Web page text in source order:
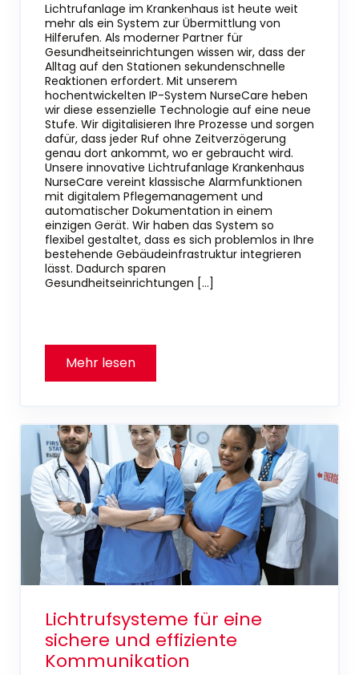
Lichtrufanlage im Krankenhaus ist heute weit
mehr als ein System zur Übermittlung von
Hilferufen. Als moderner Partner für
Gesundheitseinrichtungen wissen wir, dass der
Alltag auf den Stationen sekundenschnelle
Reaktionen erfordert. Mit unserem
hochentwickelten IP-System NurseCare heben
wir diese essenzielle Technologie auf eine neue
Stufe. Wir digitalisieren Ihre Prozesse und sorgen
dafür, dass jeder Ruf ohne Zeitverzögerung
genau dort ankommt, wo er gebraucht wird.
Unsere innovative Lichtrufanlage Krankenhaus
NurseCare vereint klassische Alarmfunktionen
mit digitalem Pflegemanagement und
automatischer Dokumentation in einem
einzigen Gerät. Wir haben das System so
flexibel gestaltet, dass es sich problemlos in Ihre
bestehende Gebäudeinfrastruktur integrieren
lässt. Dadurch sparen
Gesundheitseinrichtungen […]
Lichtrufsysteme für eine
sichere und effiziente
Kommunikation